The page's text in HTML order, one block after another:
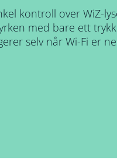
kontroll over WiZ-
med bare ett
selv når Wi-Fi er